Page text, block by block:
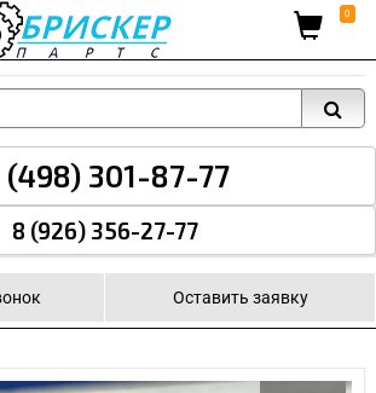
0
(498) 301-87-77
8 (926) 356-27-77
Оставить заявку